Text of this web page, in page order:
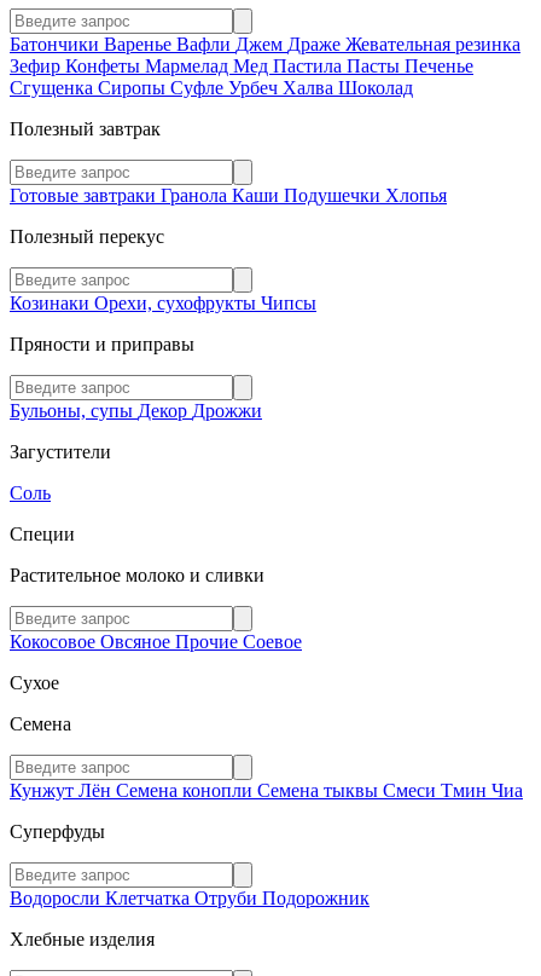
Батончики Варенье Вафли Джем Драже Жевательная резинка
Зефир Конфеты Мармелад Мед Пастила Пасты Печенье
Сгущенка Сиропы Суфле Урбеч Халва Шоколад
Полезный завтрак
Готовые завтраки Гранола Каши Подушечки Хлопья
Полезный перекус
Козинаки Орехи, сухофрукты Чипсы
Пряности и приправы
Бульоны, супы Декор Дрожжи
Загустители
Соль
Специи
Растительное молоко и сливки
Кокосовое Овсяное Прочие Соевое
Сухое
Семена
Кунжут Лён Семена конопли Семена тыквы Смеси Тмин Чиа
Суперфуды
Водоросли Клетчатка Отруби Подорожник
Хлебные изделия